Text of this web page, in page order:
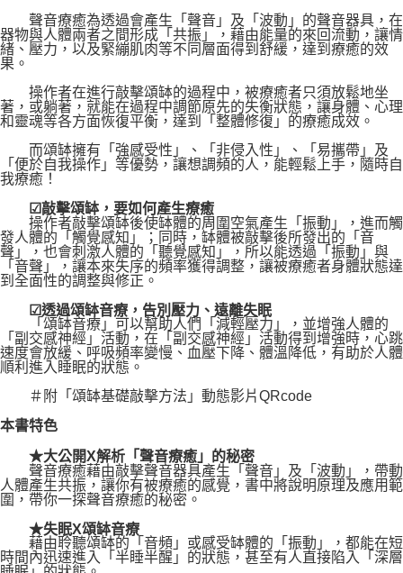
聲音療癒為透過會產生「聲音」及「波動」的聲音器具，在
器物與人體兩者之間形成「共振」，藉由能量的來回流動，讓情
緒、壓力，以及緊繃肌肉等不同層面得到舒緩，達到療癒的效
果。
操作者在進行敲擊頌缽的過程中，被療癒者只須放鬆地坐
著，或躺著，就能在過程中調節原先的失衡狀態，讓身體、心理
和靈魂等各方面恢復平衡，達到「整體修復」的療癒成效。
而頌缽擁有「強感受性」、「非侵入性」、「易攜帶」及
「便於自我操作」等優勢，讓想調頻的人，能輕鬆上手，隨時自
我療癒！
☑敲擊頌缽，要如何產生療癒
操作者敲擊頌缽後使缽體的周圍空氣產生「振動」，進而觸
發人體的「觸覺感知」；同時，缽體被敲擊後所發出的「音
聲」，也會刺激人體的「聽覺感知」，所以能透過「振動」與
「音聲」，讓本來失序的頻率獲得調整，讓被療癒者身體狀態達
到全面性的調整與修正。
☑透過頌缽音療，告別壓力、遠離失眠
「頌缽音療」可以幫助人們「減輕壓力」，並增強人體的
「副交感神經」活動，在「副交感神經」活動得到增強時，心跳
速度會放緩、呼吸頻率變慢、血壓下降、體溫降低，有助於人體
順利進入睡眠的狀態。
＃附「頌缽基礎敲擊方法」動態影片QRcode
本書特色
★大公開X解析「聲音療癒」的秘密
聲音療癒藉由敲擊聲音器具產生「聲音」及「波動」，帶動
人體產生共振，讓你有被療癒的感覺，書中將說明原理及應用範
圍，帶你一探聲音療癒的秘密。
★失眠X頌缽音療
藉由聆聽頌缽的「音頻」或感受缽體的「振動」，都能在短
時間內迅速進入「半睡半醒」的狀態，甚至有人直接陷入「深層